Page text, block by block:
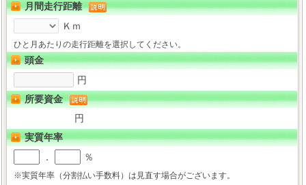
月間走行距離
Ｋｍ
ひと月あたりの走行距離を選択してください。
頭金
円
所要資金
円
実質年率
．
％
※実質年率（分割払い手数料）は見直す場合がございます。